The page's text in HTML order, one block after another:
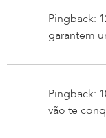
Pingback:
garantem
Pingback:
vão te